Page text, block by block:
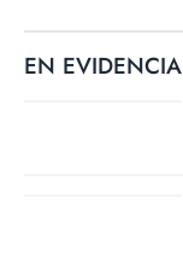
EN EVIDENCIA